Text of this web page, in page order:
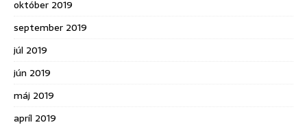
október 2019
september 2019
júl 2019
jún 2019
máj 2019
apríl 2019